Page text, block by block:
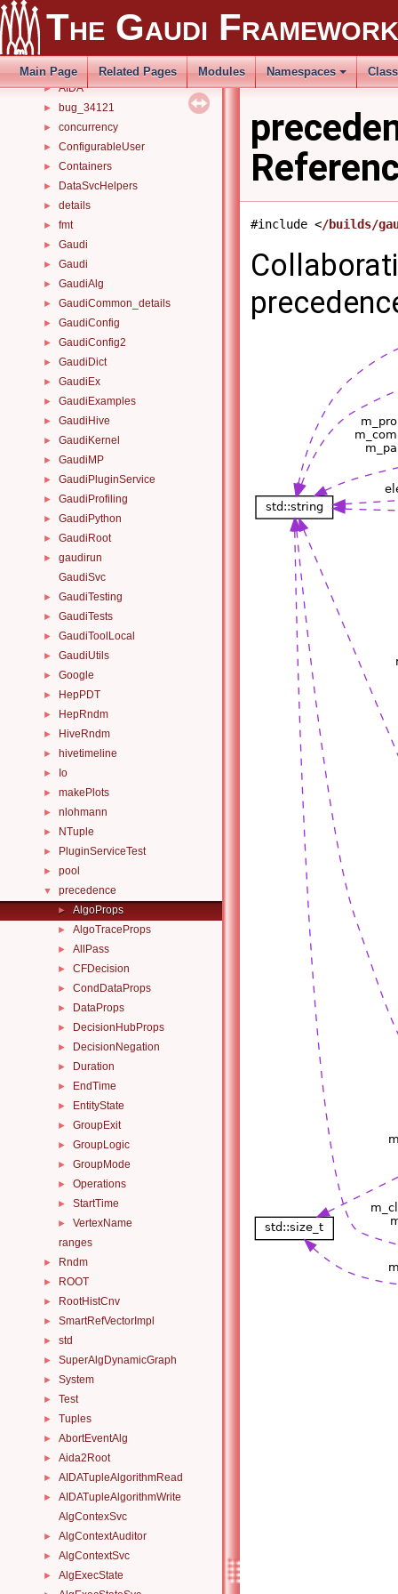
The Gaudi Framework
Main Page Related Pages Modules Namespaces
► Modules
► Namespaces
▼ Classes
▼ Class List
► AIDA
► bug_34121
► concurrency
► ConfigurableUser
► Containers
► DataSvcHelpers
► details
► fmt
► Gaudi
► Gaudi
► GaudiAlg
► GaudiCommon_details
► GaudiConfig
► GaudiConfig2
► GaudiDict
► GaudiEx
► GaudiExamples
► GaudiHive
► GaudiKernel
► GaudiMP
► GaudiPluginService
► GaudiProfiling
► GaudiPython
► GaudiRoot
►
gaudirun
GaudiSvc
► GaudiTesting
► GaudiTests
► GaudiToolLocal
► GaudiUtils
► Google
► HepPDT
► HepRndm
► HiveRndm
► hivetimeline
► Io
► makePlots
► nlohmann
► NTuple
► PluginServiceTest
► pool
▼ precedence
► AlgoProps
► AlgoTraceProps
► AllPass
► CFDecision
► CondDataProps
► DataProps
► DecisionHubProps
► DecisionNegation
► Duration
► EndTime
► EntityState
► GroupExit
► GroupLogic
► GroupMode
► Operations
► StartTime
►
VertexName
ranges
► Rndm
► ROOT
► RootHistCnv
► SmartRefVectorImpl
► std
► SuperAlgDynamicGraph
► System
► Test
► Tuples
► AbortEventAlg
► Aida2Root
► AIDATupleAlgorithmRead
►
AIDATupleAlgorithmWrite
AlgContexSvc
► AlgContextAuditor
► AlgContextSvc
► AlgExecState
#include </builds/